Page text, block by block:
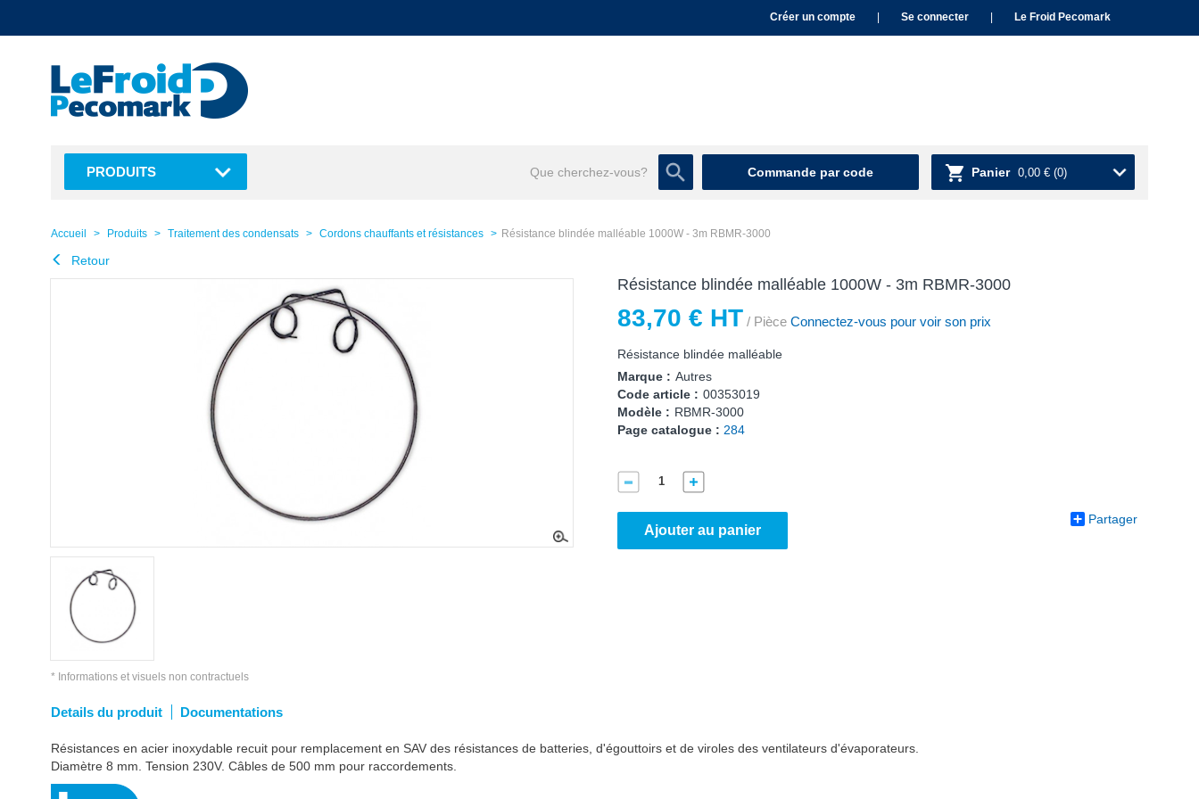
Créer un compte Se connecter Le Froid Pecomark
Commande par code Panier 0,00 € (0)
PRODUITS
Accueil Produits Traitement des condensats Cordons chauffants et résistances Résistance blindée malléable 1000W - 3m RBMR-3000
Retour
* Informations et visuels non contractuels
Details du produit Documentations
Résistance blindée malléable 1000W - 3m RBMR-3000
83,70 € HT / Pièce Connectez-vous pour voir son prix
Résistance blindée malléable
Marque : Autres
Code article : 00353019
Modèle : RBMR-3000
Page catalogue : 284
Ajouter au panier
Partager
Résistances en acier inoxydable recuit pour remplacement en SAV des résistances de batteries, d'égouttoirs et de viroles des ventilateurs d'évaporateurs.
Diamètre 8 mm. Tension 230V. Câbles de 500 mm pour raccordements.